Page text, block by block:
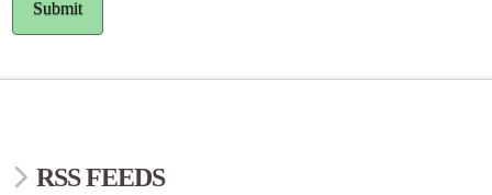
RSS FEEDS